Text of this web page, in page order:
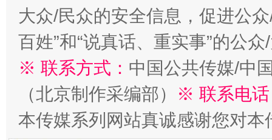
受贿1.44亿！段成刚被判无期 从幼
大众/民众的安全信息，促进公
百姓”和“说真话、重实事”的公
※ 联系方式： 中国公共传媒/中
（北京制作采编部）
※ 联系电
本传媒系列网站真诚感谢您对